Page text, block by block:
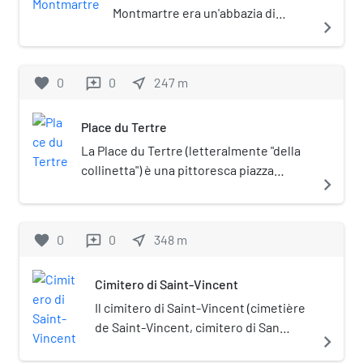
Montmartre era un'abbazia di
re Luigi VI nel 1133-1134 al posto di
Saint-Martin-des-Champs rue des
navigate_next
favorite 0 reviews 0 near_me 247 m
Place du Tertre
La Place du Tertre (letteralmente "della
collinetta") è una pittoresca piazza
arrondissement di Parigi, nel quartiere
navigate_next
favorite 0 reviews 0 near_me 348 m
Cimitero di Saint-Vincent
Il cimitero di Saint-Vincent (cimetière
de Saint-Vincent, cimitero di San
navigate_next